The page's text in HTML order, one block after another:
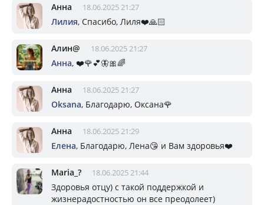
Анна 18.06.2025 21:27
Лилия, Спасибо, Лиля❤️🙏🏻
Алин@ 18.06.2025 21:27
Анна, ❤️🌹💕🦋🎀🌈
Анна 18.06.2025 21:27
Oksana, Благодарю, Оксана🌹
Анна 18.06.2025 21:29
Елена, Благодарю, Лена😘 и Вам здоровья❤️
Mariа_? 18.06.2025 21:44
Здоровья отцу) с такой поддержкой и
жизнерадостностью он все преодолеет)